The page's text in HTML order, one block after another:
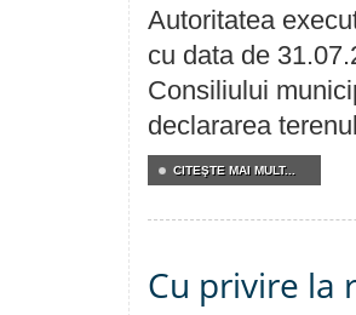
Autoritatea
cu data de
Consiliului
declararea
CITEŞTE MAI MULT...
Cu privire la